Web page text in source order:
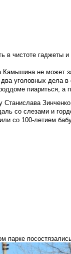
в чистоте гаджеты
Камышина не может
уголовных дела
пиариться, а
Зинченко
со слезами и
со 100-летием
парке